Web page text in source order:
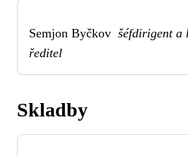
Semjon Byčkov šéfdirigent a
ředitel
Skladby